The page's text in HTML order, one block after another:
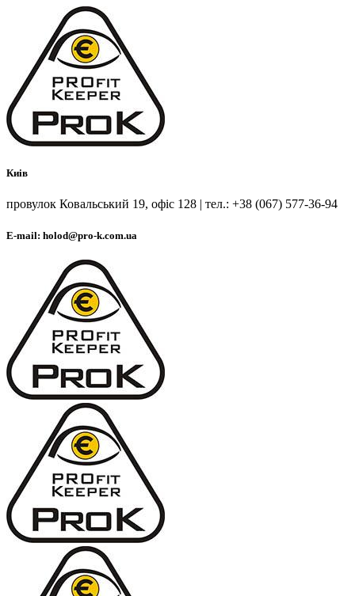
Киів
провулок Ковальський 19, офіс 128 | тел.: +38 (067) 577-36-94
E-mail: holod@pro-k.com.ua